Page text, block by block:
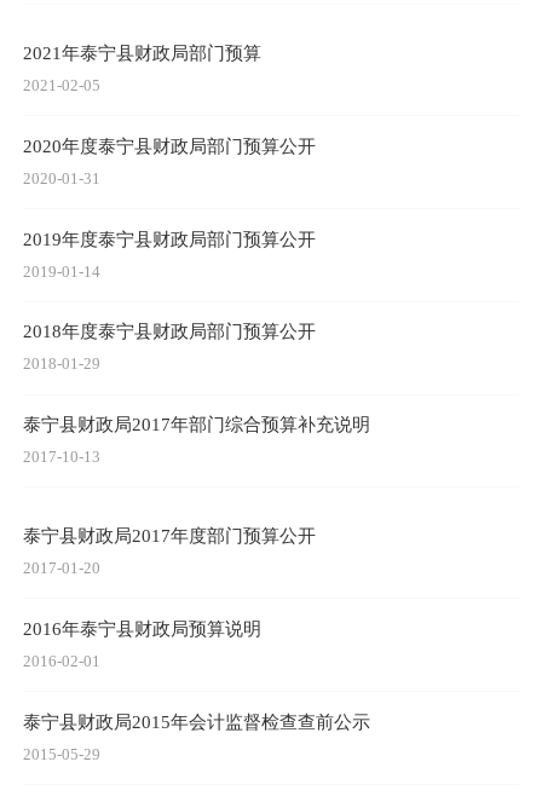
2021年泰宁县财政局部门预算
2021-02-05
2020年度泰宁县财政局部门预算公开
2020-01-31
2019年度泰宁县财政局部门预算公开
2019-01-14
2018年度泰宁县财政局部门预算公开
2018-01-29
泰宁县财政局2017年部门综合预算补充说明
2017-10-13
泰宁县财政局2017年度部门预算公开
2017-01-20
2016年泰宁县财政局预算说明
2016-02-01
泰宁县财政局2015年会计监督检查查前公示
2015-05-29